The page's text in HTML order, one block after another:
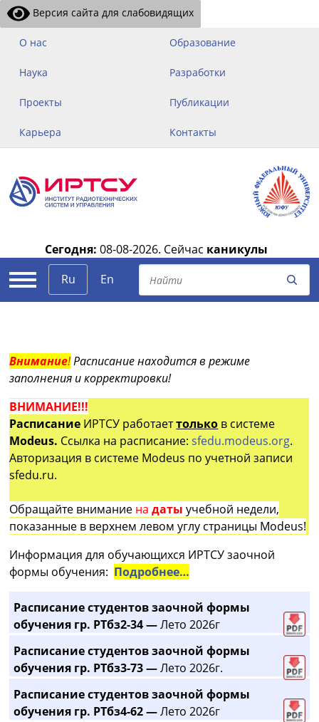
Версия сайта для слабовидящих
О нас Образование
Наука Разработки
Проекты Публикации
Карьера Контакты
Сегодня: 08-08-2026. Сейчас каникулы
Ru
En
Внимание!Расписание находится в режиме
заполнения и корректировки!
ВНИМАНИЕ!!!
Расписание ИРТСУ работаеттолько в системе
Modeus. Ссылка на расписание:sfedu.modeus.org.
Авторизация в системе Modeus по учетной записи
sfedu.ru.
Обращайте внимание на датыучебной недели,
показанные в верхнем левом углу страницы Modeus!
Информация для обучающихся ИРТСУ заочной
формы обучения: Подробнее…
Расписание студентов заочной формы
обучения гр. РТбз2-34 —Лето 2026г
Расписание студентов заочной формы
обучения гр. РТбз3-73 —Лето 2026г.
Расписание студентов заочной формы
обучения гр. РТбз4-62 —Лето 2026г